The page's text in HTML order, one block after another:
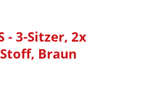
- 3-Sitzer, 2x
Braun